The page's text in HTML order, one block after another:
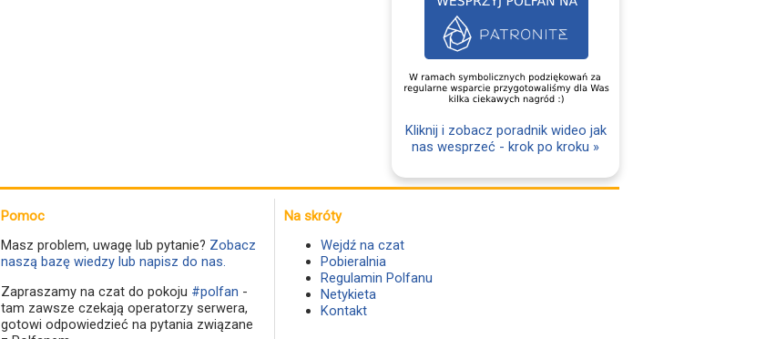
Kliknij i zobacz poradnik wideo jak
nas wesprzeć - krok po kroku »
Pomoc
Masz problem, uwagę lub pytanie? Zobacz
naszą bazę wiedzy lub napisz do nas.
Zapraszamy na czat do pokoju #polfan -
tam zawsze czekają operatorzy serwera,
gotowi odpowiedzieć na pytania związane
Na skróty
Wejdź na czat
Pobieralnia
Regulamin Polfanu
Netykieta
Kontakt